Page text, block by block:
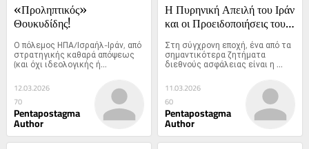
«Προληπτικός»
Θουκυδίδης!
Ο πόλεμος ΗΠΑ/Ισραήλ-Ιράν, από
στρατηγικής καθαρά απόψεως
(και όχι ιδεολογικής ή...
12.03.2026
70
Pentapostagma
Author
Η Πυρηνική Απειλή του Ιράν
και οι Προειδοποιήσεις του
των Εθνών
Στη σύγχρονη εποχή, ένα από τα
σημαντικότερα ζητήματα
διεθνούς ασφάλειας είναι η
διάδοση των πυρηνικών όπλων
11.03.2026
60
Pentapostagma
Author